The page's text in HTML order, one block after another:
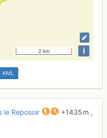
2 km i
KML
le Reposoir +1435 m ,